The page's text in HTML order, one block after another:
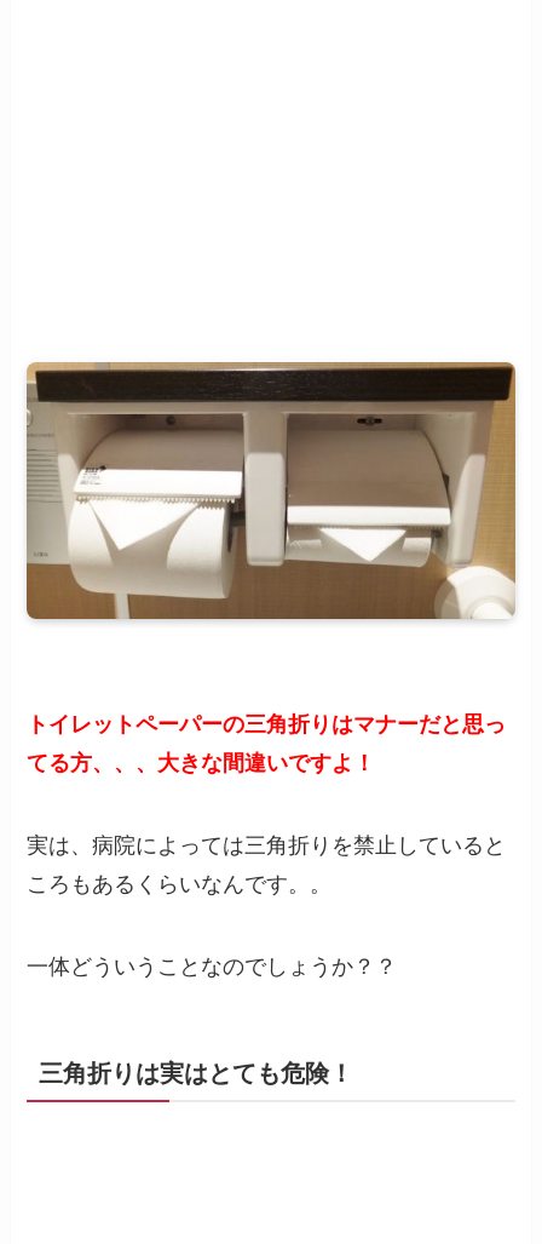
トイレットペーパーの三角折りはマナーだと思っ
てる方、、、大きな間違いですよ！
実は、病院によっては三角折りを禁止していると
ころもあるくらいなんです。。
一体どういうことなのでしょうか？？
三角折りは実はとても危険！